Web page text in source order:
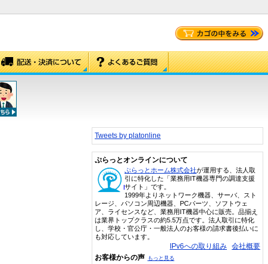
Tweets by platonline
ぷらっとオンラインについて
ぷらっとホーム株式会社が運用する、法人取
引に特化した「業務用IT機器専門の調達支援
サイト」です。
1999年よりネットワーク機器、サーバ、スト
レージ、パソコン周辺機器、PCパーツ、ソフトウェ
ア、ライセンスなど、業務用IT機器中心に販売。品揃え
は業界トップクラスの約5.5万点です。法人取引に特化
し、学校・官公庁・一般法人のお客様の請求書後払いに
も対応しています。
IPv6への取り組み 会社概要
お客様からの声 もっと見る